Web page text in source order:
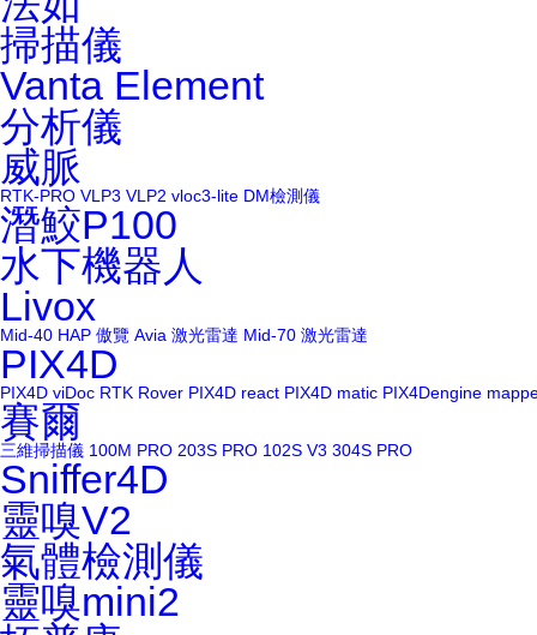
掃描儀
Vanta Element
分析儀
威脈
RTK-PRO VLP3 VLP2 vloc3-lite DM檢測儀
潛鮫P100
水下機器人
Livox
Mid-40 HAP 傲覽 Avia 激光雷達 Mid-70 激光雷達
PIX4D
PIX4D viDoc RTK Rover PIX4D react PIX4D matic PIX4Dengine
賽爾
三維掃描儀 100M PRO 203S PRO 102S V3 304S PRO
Sniffer4D
靈嗅V2
氣體檢測儀
靈嗅mini2